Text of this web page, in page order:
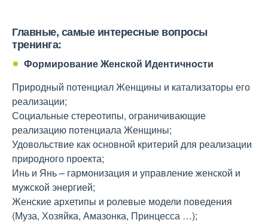
Главные, самые интересные вопросы
тренинга:
Формирование Женской Идентичности
Природный потенциал Женщины и катализаторы его
реализации;
Социальные стереотипы, ограничивающие
реализацию потенциала Женщины;
Удовольствие как основной критерий для реализации
природного проекта;
Инь и Янь – гармонизация и управление женской и
мужской энергией;
Женские архетипы и ролевые модели поведения
(Муза, Хозяйка, Амазонка, Принцесса …);